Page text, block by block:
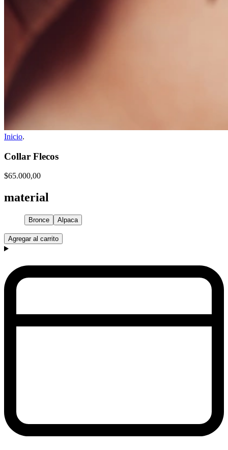
Inicio.
Collar Flecos
$65.000,00
material
Bronce Alpaca
Agregar al carrito